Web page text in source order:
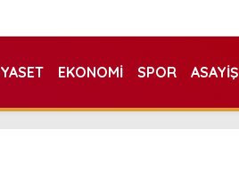
EKONOMI SPOR ASAYIŞ